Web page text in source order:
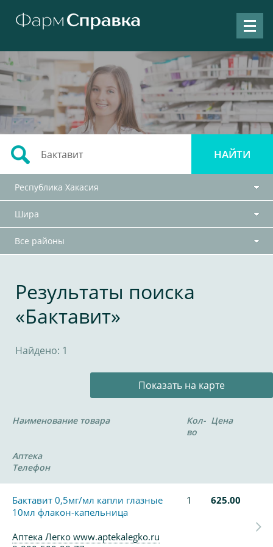
Республика Хакасия
Шира
Все районы
Результаты поиска
«Бактавит»
Найдено: 1
Показать на карте
Наименование товара
Кол-
во
Цена
Аптека
Телефон
Бактавит 0,5мг/мл капли глазные
10мл флакон-капельница
1 625.00
Аптека Легко www.aptekalegko.ru